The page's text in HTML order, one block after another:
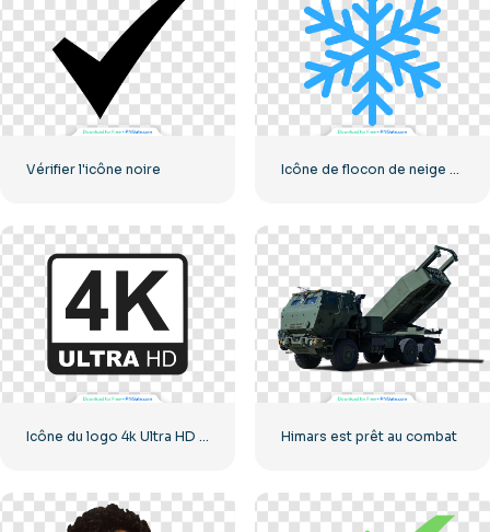
Vérifier l'icône noire Icône de flocon de neige classique bleu
Himars est prêt au combat